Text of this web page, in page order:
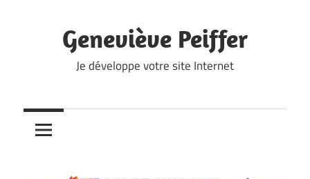
Geneviève Peiffer
Je développe votre site Internet